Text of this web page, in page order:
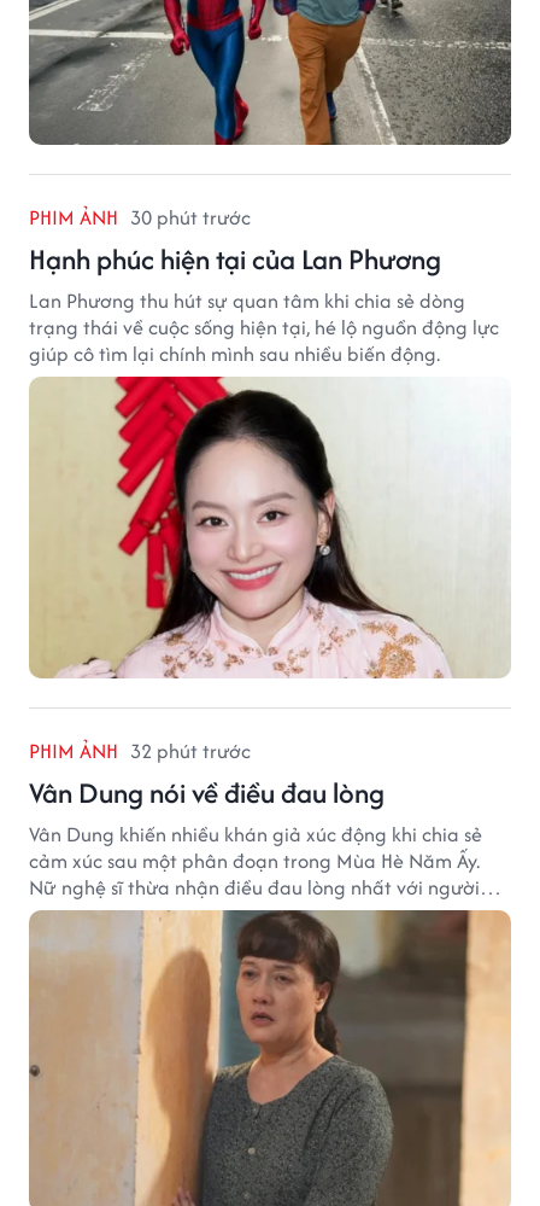
PHIM ẢNH 30 phút trước
Hạnh phúc hiện tại của Lan Phương
Lan Phương thu hút sự quan tâm khi chia sẻ dòng
trạng thái về cuộc sống hiện tại, hé lộ nguồn động lực
giúp cô tìm lại chính mình sau nhiều biến động.
PHIM ẢNH 32 phút trước
Vân Dung nói về điều đau lòng
Vân Dung khiến nhiều khán giả xúc động khi chia sẻ
cảm xúc sau một phân đoạn trong Mùa Hè Năm Ấy.
Nữ nghệ sĩ thừa nhận điều đau lòng nhất với người
mẹ không phải sự nghèo khó, mà là khi các con phải
chứng kiến những tổn thương trong chính ngôi nhà